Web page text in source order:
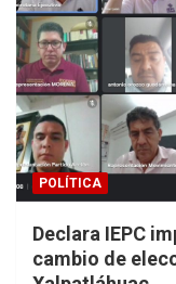
POLÍTICA
Declara IEPC
cambio de